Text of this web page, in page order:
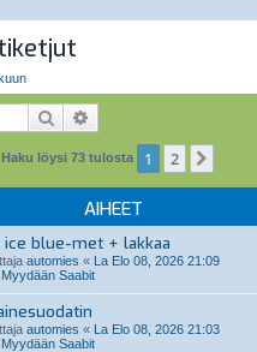
Etsi
Haku löysi 73 tulosta 1 2
AIHEET
ice blue-met + lakkaa
automies « La Elo 08, 2026 21:09
Myydään Saabit
automies « La Elo 08, 2026 21:03
Myydään Saabit